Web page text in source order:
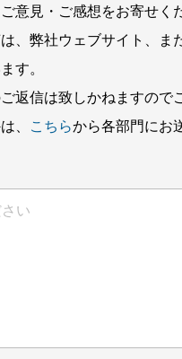
意見・ご感想をお寄せく
、弊社ウェブサイト、ま
す。
返信は致しかねますので
、
こちらから各部門にお